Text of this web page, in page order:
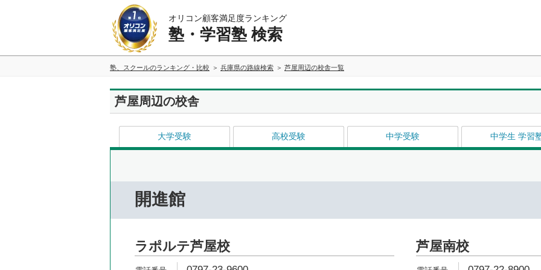
オリコン顧客満足度ランキング
塾・学習塾 検索
塾、スクールのランキング・比較 兵庫県の路線検索 芦屋周辺の校舎一覧
芦屋周辺の校舎
大学受験 高校受験 中学受験 中学生 学習
開進館
ラポルテ芦屋校 芦屋南校